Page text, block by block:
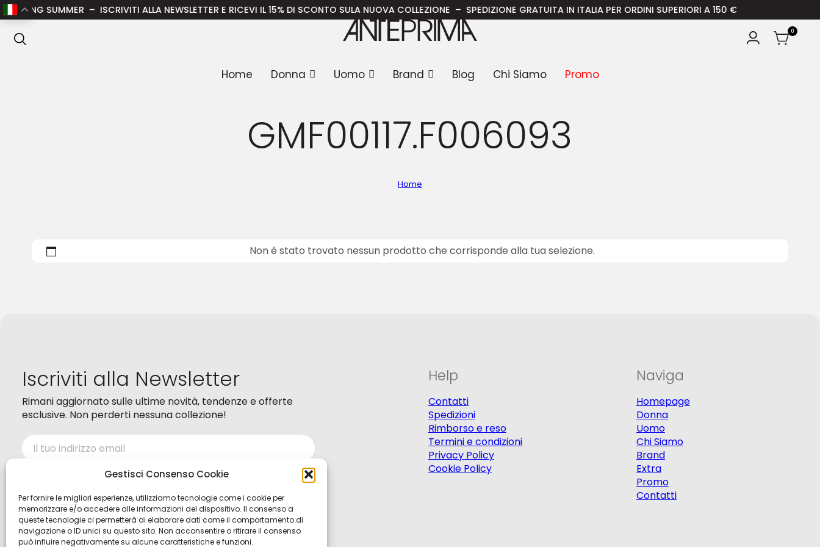
Gestisci Consenso Cookie
Per fornire le migliori esperienze, utilizziamo tecnologie come i cookie per
memorizzare e/o accedere alle informazioni del dispositivo. Il consenso a
queste tecnologie ci permetterà di elaborare dati come il comportamento di
navigazione o ID unici su questo sito. Non acconsentire o ritirare il consenso
può influire negativamente su alcune caratteristiche e funzioni.
SUMMER – ISCRIVITI ALLA NEWSLETTER E RICEVI IL 15% DI SCONTO SULA NUOVA COLLEZIONE – SPEDIZIONE GRATUITA IN ITALIA PER ORDINI SUPERIORI A 150 €
0
Home Donna Uomo Brand Blog Chi Siamo Promo
GMF00117.F006093
Home
Non è stato trovato nessun prodotto che corrisponde alla tua selezione.
Iscriviti alla Newsletter
Rimani aggiornato sulle ultime novità, tendenze e offerte
esclusive. Non perderti nessuna collezione!
Ho letto ed accetto i termini della Privacy policy
Help
Contatti
Spedizioni
Rimborso e reso
Termini e condizioni
Privacy Policy
Cookie Policy
Naviga
Homepage
Donna
Uomo
Chi Siamo
Brand
Extra
Promo
Contatti